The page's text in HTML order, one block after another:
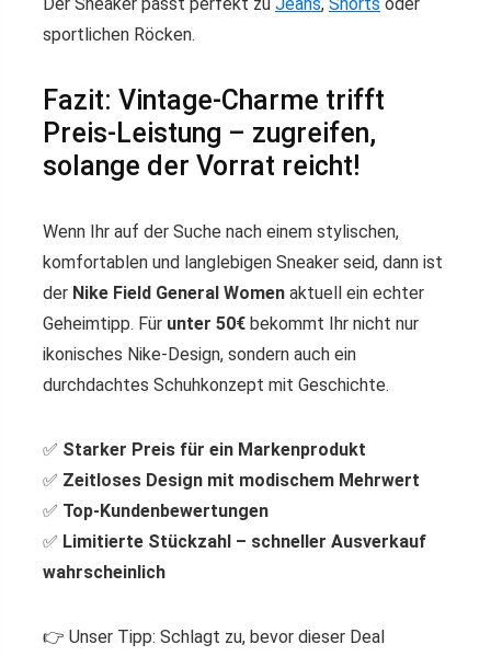
sportlichen Röcken.
Fazit: Vintage-Charme trifft
Preis-Leistung – zugreifen,
solange der Vorrat reicht!
Wenn Ihr auf der Suche nach einem stylischen,
komfortablen und langlebigen Sneaker seid, dann ist
der Nike Field General Women aktuell ein echter
Geheimtipp. Für unter 50€ bekommt Ihr nicht nur
ikonisches Nike-Design, sondern auch ein
durchdachtes Schuhkonzept mit Geschichte.
✅ Starker Preis für ein Markenprodukt
✅ Zeitloses Design mit modischem Mehrwert
✅ Top-Kundenbewertungen
✅ Limitierte Stückzahl – schneller Ausverkauf
wahrscheinlich
👉 Unser Tipp: Schlagt zu, bevor dieser Deal